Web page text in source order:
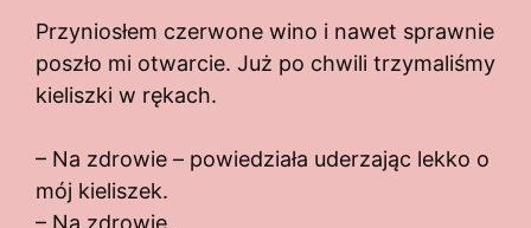
Przyniosłem czerwone wino i nawet sprawnie
poszło mi otwarcie. Już po chwili trzymaliśmy
kieliszki w rękach.
– Na zdrowie – powiedziała uderzając lekko o
mój kieliszek.
– Na zdrowie.